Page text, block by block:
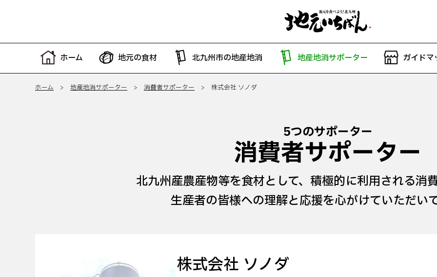
ホーム 地元の食材 北九州市の地産地消 地産地消サポーター ガイドマ
ホーム > 地産地消サポーター > 消費者サポーター > 株式会社 ソノダ
5つのサポーター
消費者サポーター
北九州産農産物等を食材として、積極的に利用される消
生産者の皆様への理解と応援を心がけていただい
株式会社 ソノダ